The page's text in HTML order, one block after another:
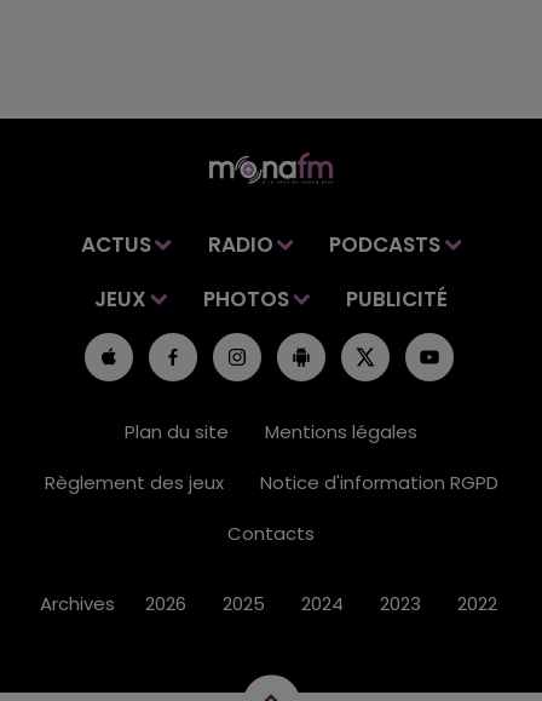
ACTUS RADIO
PODCASTS
JEUX
PHOTOS PUBLICITÉ
Plan du site
Mentions légales
Règlement des jeux
Notice d'information RGPD
Contacts
Archives 2026 2025 2024 2023 2022